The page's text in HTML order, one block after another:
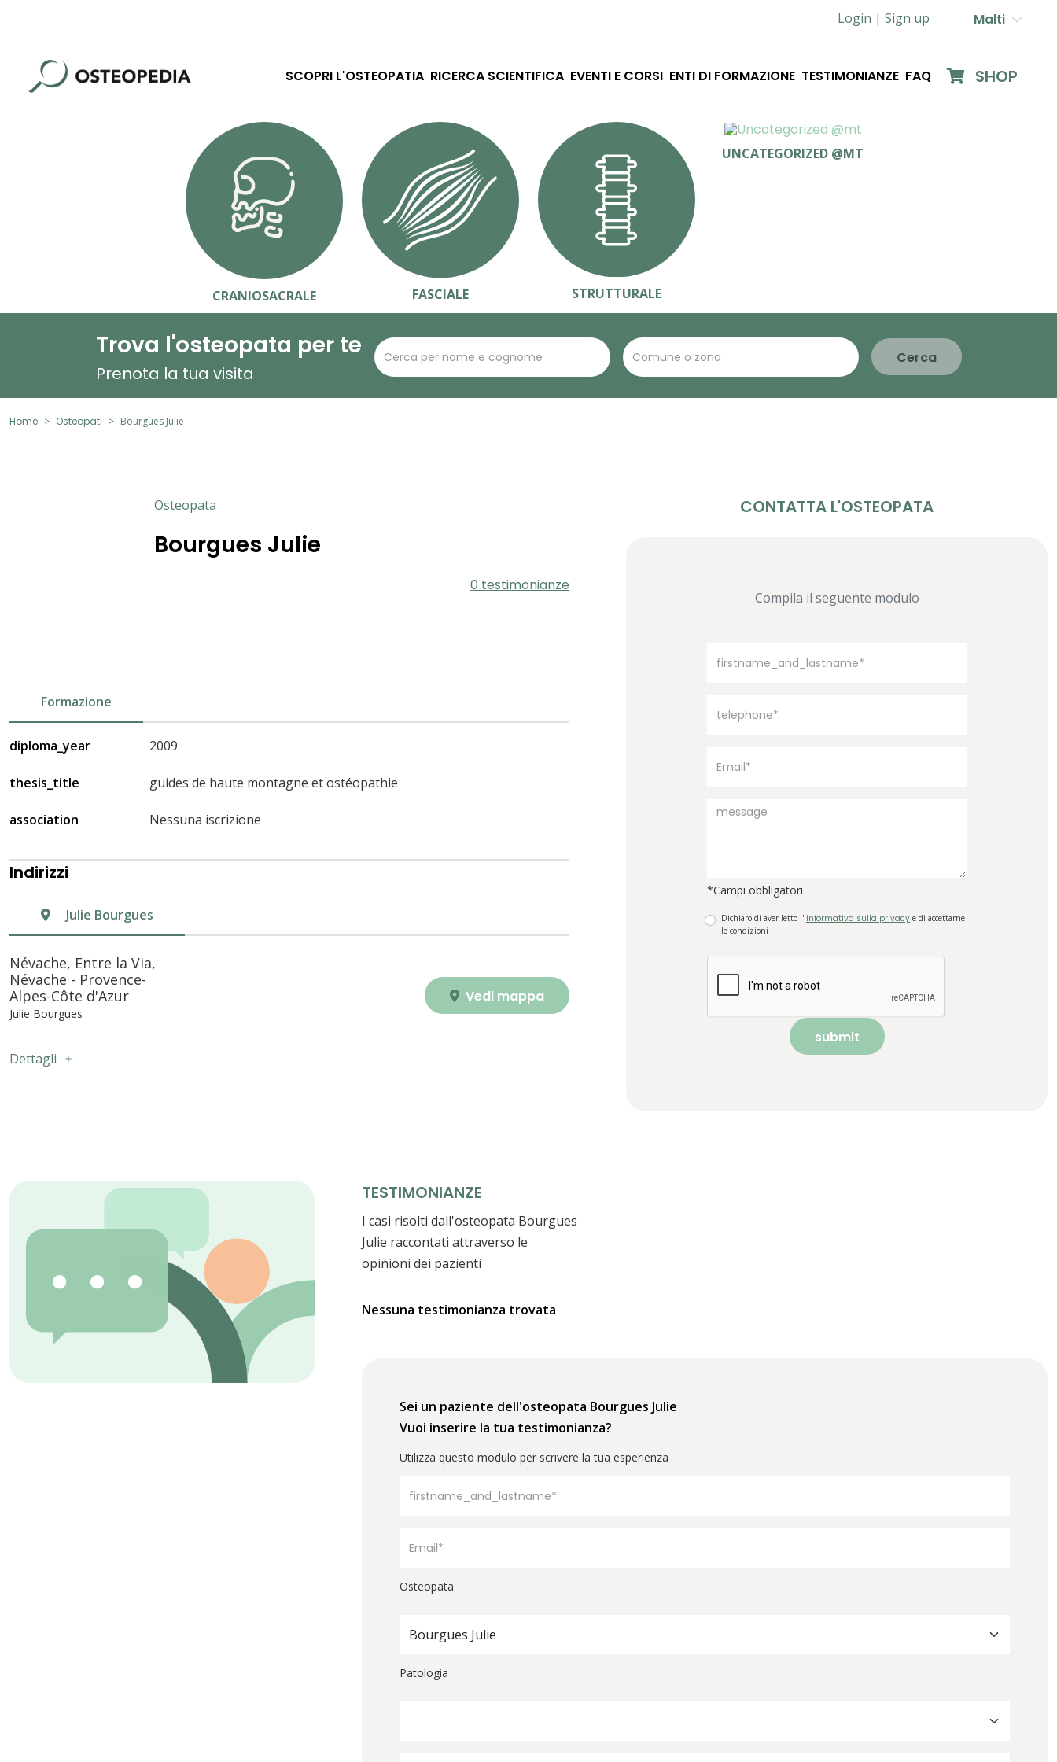
Login | Sign up Malti
SCOPRI L'OSTEOPATIA RICERCA SCIENTIFICA EVENTI E CORSI ENTI DI FORMAZIONE TESTIMONIANZE FAQ SHOP
CRANIOSACRALE FASCIALE STRUTTURALE
UNCATEGORIZED @MT
Trova l'osteopata per te
Prenota la tua visita
Cerca
Home Osteopati Bourgues Julie
Osteopata
Bourgues Julie
0 testimonianze
Formazione
diploma_year 2009
thesis_title guides de haute montagne et ostéopathie
association Nessuna iscrizione
Indirizzi
Julie Bourgues
Névache, Entre la Via,
Névache - Provence-
Alpes-Côte d'Azur
Julie Bourgues
Vedi mappa
Dettagli
CONTATTA L'OSTEOPATA
Compila il seguente modulo
*Campi obbligatori
Dichiaro di aver letto l' informativa sulla privacy e di accettarne
le condizioni
submit
TESTIMONIANZE
I casi risolti dall'osteopata Bourgues
Julie raccontati attraverso le
opinioni dei pazienti
Nessuna testimonianza trovata
Sei un paziente dell'osteopata Bourgues Julie
Vuoi inserire la tua testimonianza?
Utilizza questo modulo per scrivere la tua esperienza
Osteopata
Bourgues Julie
Patologia